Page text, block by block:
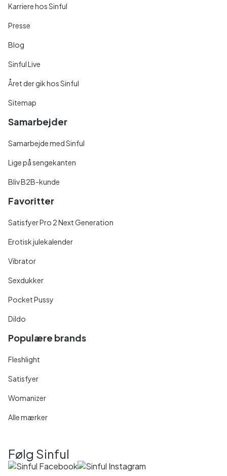
Karriere hos Sinful
Presse
Blog
Sinful Live
Året der gik hos Sinful
Sitemap
Samarbejder
Samarbejde med Sinful
Lige på sengekanten
Bliv B2B-kunde
Favoritter
Satisfyer Pro 2 Next Generation
Erotisk julekalender
Vibrator
Sexdukker
Pocket Pussy
Dildo
Populære brands
Fleshlight
Satisfyer
Womanizer
Alle mærker
Følg Sinful